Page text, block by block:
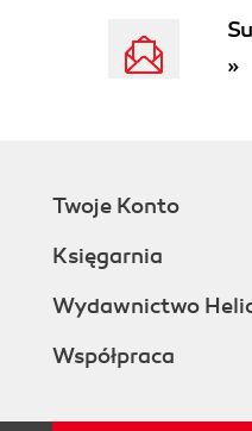
»
Twoje Konto
Księgarnia
Wydawnictwo
Współpraca